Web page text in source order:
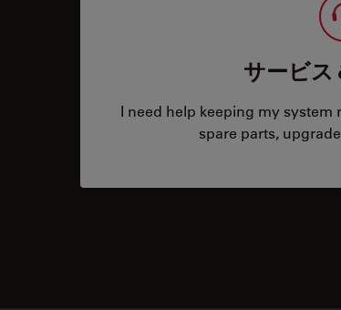
サービス
I need help keeping my system
spare parts,